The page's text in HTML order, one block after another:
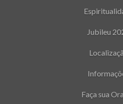
Jubileu
Faça sua